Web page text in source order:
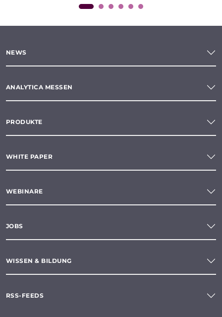
NEWS
ANALYTICA MESSEN
PRODUKTE
WHITE PAPER
WEBINARE
JOBS
WISSEN & BILDUNG
RSS-FEEDS